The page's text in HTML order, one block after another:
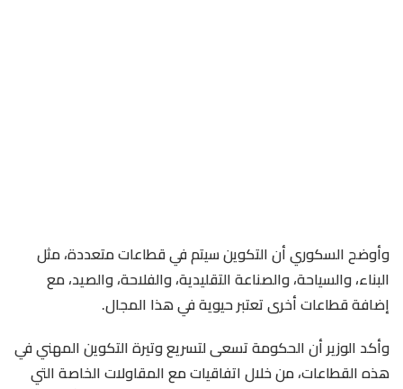
وأوضح السكوري أن التكوين سيتم في قطاعات متعددة، مثل
البناء، والسياحة، والصناعة التقليدية، والفلاحة، والصيد، مع
إضافة قطاعات أخرى تعتبر حيوية في هذا المجال.
وأكد الوزير أن الحكومة تسعى لتسريع وتيرة التكوين المهني في
هذه القطاعات، من خلال اتفاقيات مع المقاولات الخاصة التي